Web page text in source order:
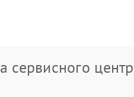
сервисного